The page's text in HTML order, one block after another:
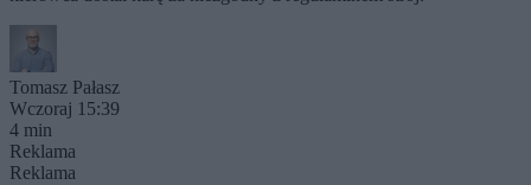
Tomasz Pałasz
Wczoraj 15:39
4 min
Reklama
Reklama